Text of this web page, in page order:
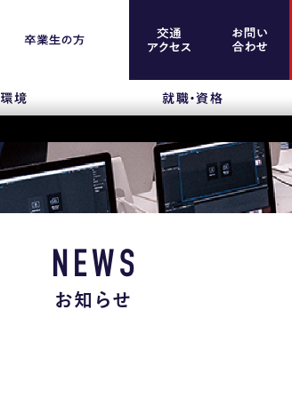
留学生のみなさま
保護者のみなさま
NEWS
お知らせ